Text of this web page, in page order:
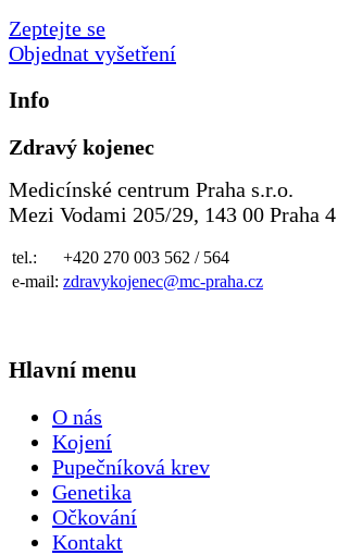
Zeptejte se
Objednat vyšetření
Info
Zdravý kojenec
Medicínské centrum Praha s.r.o.
Mezi Vodami 205/29, 143 00 Praha 4
tel.:
+420 270 003 562 / 564
e-mail: zdravykojenec@mc-praha.cz
Hlavní menu
O nás
Kojení
Pupečníková krev
Genetika
Očkování
Kontakt